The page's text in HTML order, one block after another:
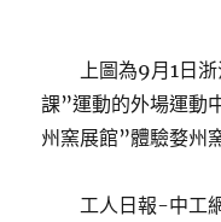
上圖為9月1日
課”運動的外場運動
州窯展館”體驗婺州
工人日報-中工